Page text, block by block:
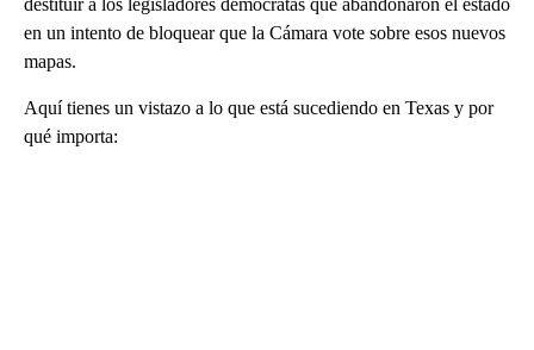
destituir a los legisladores demócratas que abandonaron el estado
en un intento de bloquear que la Cámara vote sobre esos nuevos
mapas.
Aquí tienes un vistazo a lo que está sucediendo en Texas y por
qué importa: